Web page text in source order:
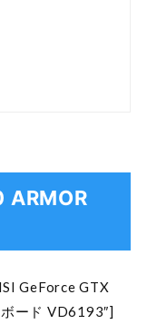
ARMOR
GeForce GTX
ード VD6193″]